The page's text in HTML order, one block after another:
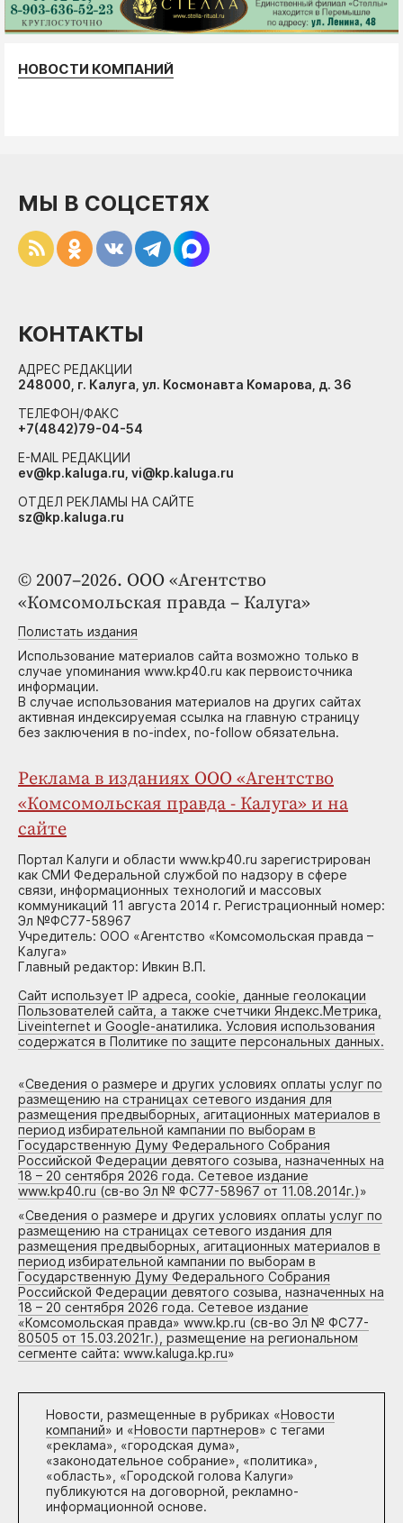
НОВОСТИ КОМПАНИЙ
© 2007–2026. ООО «Агентство
«Комсомольская правда – Калуга»
Полистать издания
Использование материалов сайта возможно только в
случае упоминания www.kp40.ru как первоисточника
информации.
В случае использования материалов на других сайтах
активная индексируемая ссылка на главную страницу
без заключения в no-index, no-follow обязательна.
Реклама в изданиях ООО «Агентство
«Комсомольская правда - Калуга» и на
сайте
Портал Калуги и области www.kp40.ru зарегистрирован
как СМИ Федеральной службой по надзору в сфере
связи, информационных технологий и массовых
коммуникаций 11 августа 2014 г. Регистрационный номер:
Эл №ФС77-58967
Учредитель: ООО «Агентство «Комсомольская правда –
Калуга»
Главный редактор: Ивкин В.П.
Сайт использует IP адреса, cookie, данные геолокации
Пользователей сайта, а также счетчики Яндекс.Метрика,
Liveinternet и Google-анатилика. Условия использования
содержатся в Политике по защите персональных данных.
«Сведения о размере и других условиях оплаты услуг по
размещению на страницах сетевого издания для
размещения предвыборных, агитационных материалов в
период избирательной кампании по выборам в
Государственную Думу Федерального Собрания
Российской Федерации девятого созыва, назначенных на
18 – 20 сентября 2026 года. Сетевое издание
www.kp40.ru (св-во Эл № ФС77-58967 от 11.08.2014г.)»
«Сведения о размере и других условиях оплаты услуг по
размещению на страницах сетевого издания для
размещения предвыборных, агитационных материалов в
период избирательной кампании по выборам в
Государственную Думу Федерального Собрания
Российской Федерации девятого созыва, назначенных на
18 – 20 сентября 2026 года. Сетевое издание
«Комсомольская правда» www.kp.ru (св-во Эл № ФС77-
80505 от 15.03.2021г.), размещение на региональном
сегменте сайта: www.kaluga.kp.ru»
Новости, размещенные в рубриках «Новости
компаний» и «Новости партнеров» с тегами
«реклама», «городская дума»,
«законодательное собрание», «политика»,
«область», «Городской голова Калуги»
публикуются на договорной, рекламно-
информационной основе.
МЫ В СОЦСЕТЯХ
КОНТАКТЫ
АДРЕС РЕДАКЦИИ
248000, г. Калуга, ул. Космонавта Комарова, д. 36
ТЕЛЕФОН/ФАКС
+7(4842)79-04-54
E-MAIL РЕДАКЦИИ
ev@kp.kaluga.ru, vi@kp.kaluga.ru
ОТДЕЛ РЕКЛАМЫ НА САЙТЕ
sz@kp.kaluga.ru